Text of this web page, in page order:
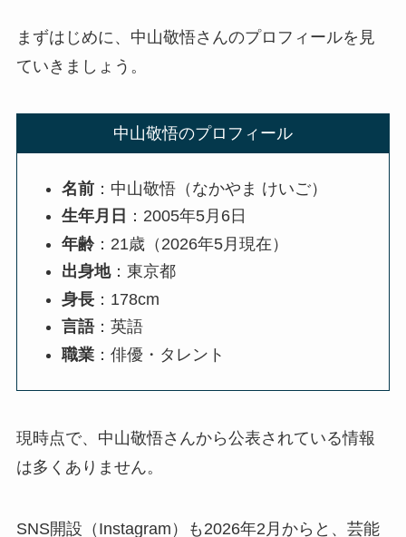
まずはじめに、中山敬悟さんのプロフィールを見
ていきましょう。
中山敬悟のプロフィール
名前 ：中山敬悟（なかやま けいご）
生年月日 ：2005年5月6日
年齢：21歳（2026年5月現在）
出身地：東京都
身長 ：178cm
言語：英語
職業 ：俳優・タレント
現時点で、中山敬悟さんから公表されている情報
は多くありません。
SNS開設（Instagram）も2026年2月からと、芸能